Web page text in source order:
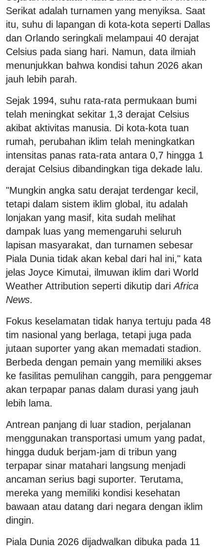
Serikat adalah turnamen yang menyiksa. Saat
itu, suhu di lapangan di kota-kota seperti Dallas
dan Orlando seringkali melampaui 40 derajat
Celsius pada siang hari. Namun, data ilmiah
menunjukkan bahwa kondisi tahun 2026 akan
jauh lebih parah.
Sejak 1994, suhu rata-rata permukaan bumi
telah meningkat sekitar 1,3 derajat Celsius
akibat aktivitas manusia. Di kota-kota tuan
rumah, perubahan iklim telah meningkatkan
intensitas panas rata-rata antara 0,7 hingga 1
derajat Celsius dibandingkan tiga dekade lalu.
"Mungkin angka satu derajat terdengar kecil,
tetapi dalam sistem iklim global, itu adalah
lonjakan yang masif, kita sudah melihat
dampak luas yang memengaruhi seluruh
lapisan masyarakat, dan turnamen sebesar
Piala Dunia tidak akan kebal dari hal ini," kata
jelas Joyce Kimutai, ilmuwan iklim dari World
Weather Attribution seperti dikutip dariAfrica
News.
Fokus keselamatan tidak hanya tertuju pada 48
tim nasional yang berlaga, tetapi juga pada
jutaan suporter yang akan memadati stadion.
Berbeda dengan pemain yang memiliki akses
ke fasilitas pemulihan canggih, para penggemar
akan terpapar panas dalam durasi yang jauh
lebih lama.
Antrean panjang di luar stadion, perjalanan
menggunakan transportasi umum yang padat,
hingga duduk berjam-jam di tribun yang
terpapar sinar matahari langsung menjadi
ancaman serius bagi suporter. Terutama,
mereka yang memiliki kondisi kesehatan
bawaan atau datang dari negara dengan iklim
dingin.
Piala Dunia 2026 dijadwalkan dibuka pada 11